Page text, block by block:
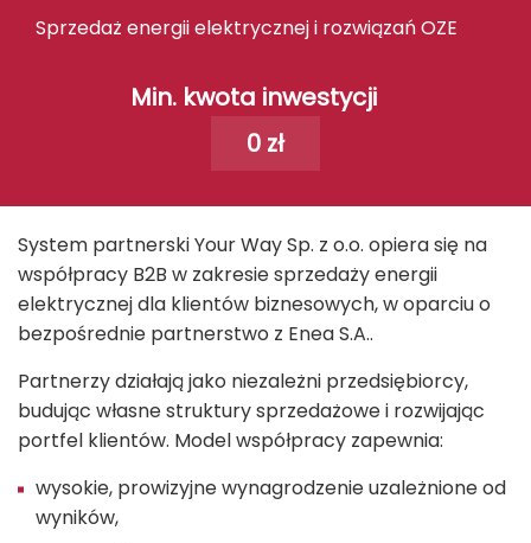
Sprzedaż energii elektrycznej i rozwiązań OZE
Min. kwota inwestycji
0 zł
System partnerski Your Way Sp. z o.o. opiera się na
współpracy B2B w zakresie sprzedaży energii
elektrycznej dla klientów biznesowych, w oparciu o
bezpośrednie partnerstwo z Enea S.A..
Partnerzy działają jako niezależni przedsiębiorcy,
budując własne struktury sprzedażowe i rozwijając
portfel klientów. Model współpracy zapewnia:
wysokie, prowizyjne wynagrodzenie uzależnione od
wyników,